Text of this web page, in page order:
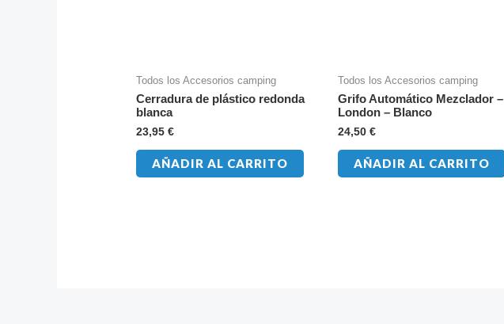
Todos los Accesorios camping
Cerradura de plástico redonda
blanca
23,95€
AÑADIR AL CARRITO
Todos los Accesorios camping
Grifo Automático Mezclador –
London – Blanco
24,50€
AÑADIR AL CARRITO